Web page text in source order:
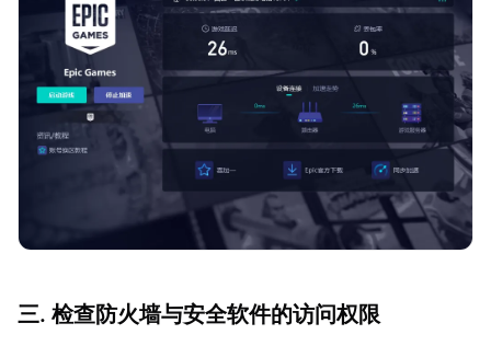
三. 检查防火墙与安全软件的访问权限